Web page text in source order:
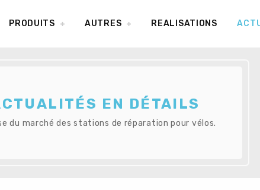
PRODUITS AUTRES REALISATIONS
EN DÉTAILS
du marché des stations de réparation pour vélos.